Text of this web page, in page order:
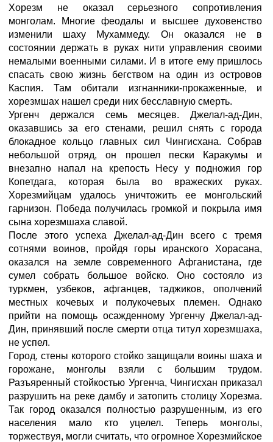
Хорезм не оказал серьезного сопротивления
монголам. Многие феодалы и высшее духовенство
изменили шаху Мухаммеду. Он оказался не в
состоянии держать в руках нити управления своими
немалыми военными силами. И в итоге ему пришлось
спасать свою жизнь бегством на один из островов
Каспия. Там обитали изгнанники-прокаженные, и
хорезмшах нашел среди них бесславную смерть.
Ургенч держался семь месяцев. Джелал-ад-Дин,
оказавшись за его стенами, решил снять с города
блокадное кольцо главных сил Чингисхана. Собрав
небольшой отряд, он прошел пески Каракумы и
внезапно напал на крепость Несу у подножия гор
Копетдага, которая была во вражеских руках.
Хорезмийцам удалось уничтожить ее монгольский
гарнизон. Победа получилась громкой и покрыла имя
сына хорезмшаха славой.
После этого успеха Джелал-ад-Дин всего с тремя
сотнями воинов, пройдя горы иранского Хорасана,
оказался на земле современного Афганистана, где
сумел собрать большое войско. Оно состояло из
туркмен, узбеков, афганцев, таджиков, ополчений
местных кочевых и полукочевых племен. Однако
прийти на помощь осажденному Ургенчу Джелал-ад-
Дин, принявший после смерти отца титул хорезмшаха,
не успел.
Город, стены которого стойко защищали воины шаха и
горожане, монголы взяли с большим трудом.
Разъяренный стойкостью Ургенча, Чингисхан приказал
разрушить на реке дамбу и затопить столицу Хорезма.
Так город оказался полностью разрушенным, из его
населения мало кто уцелел. Теперь монголы,
торжествуя, могли считать, что огромное Хорезмийское